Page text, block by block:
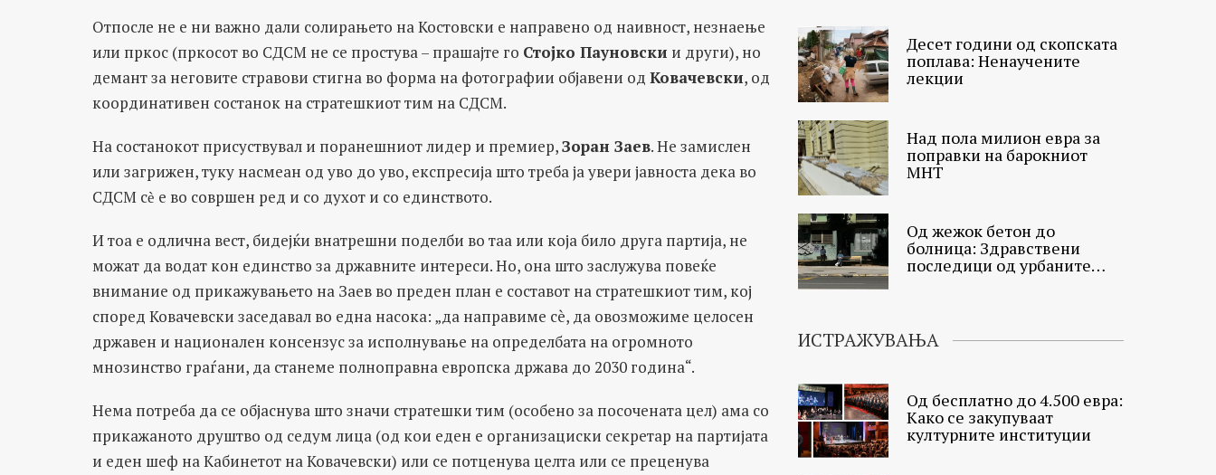
Отпосле не е ни важно дали солирањето на Костовски е направено од наивност, незнаење
или пркос (пркосот во СДСМ не се простува – прашајте го Стојко Пауновски и други), но
демант за неговите стравови стигна во форма на фотографии објавени од Ковачевски, од
координативен состанок на стратешкиот тим на СДСМ.
На состанокот присуствувал и поранешниот лидер и премиер,Зоран Заев. Не замислен
или загрижен, туку насмеан од уво до уво, експресија што треба ја увери јавноста дека во
СДСМ сѐ е во совршен ред и со духот и со единството.
И тоа е одлична вест, бидејќи внатрешни поделби во таа или која било друга партија, не
можат да водат кон единство за државните интереси. Но, она што заслужува повеќе
внимание од прикажувањето на Заев во преден план е составот на стратешкиот тим, кој
според Ковачевски заседавал во една насока: „да направиме сè, да овозможиме целосен
државен и национален консензус за исполнување на определбата на огромното
мнозинство граѓани, да станеме полноправна европска држава до 2030 година“.
Нема потреба да се објаснува што значи стратешки тим (особено за посочената цел) ама со
прикажаното друштво од седум лица (од кои еден е организациски секретар на партијата
и еден шеф на Кабинетот на Ковачевски) или се потценува целта или се преценува
Десет години од скопската
поплава: Ненаучените
лекции
Над пола милион евра за
поправки на барокниот
МНТ
Од жежок бетон до
болница: Здравствени
последици од урбаните
ИСТРАЖУВАЊА
Од бесплатно до 4.500 евра:
Како се закупуваат
културните институции